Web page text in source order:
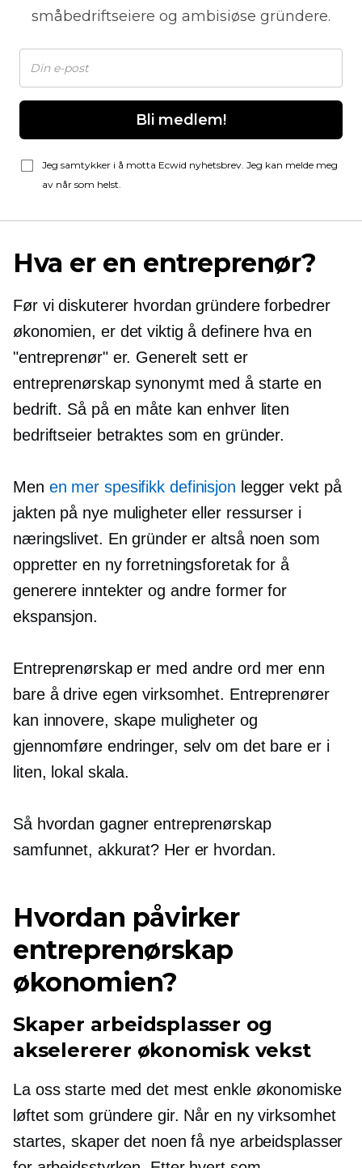
småbedriftseiere og ambisiøse gründere.
Bli medlem!
Jeg samtykker i å motta Ecwid nyhetsbrev. Jeg kan melde meg
av når som helst.
Hva er en entreprenør?
Før vi diskuterer hvordan gründere forbedrer
økonomien, er det viktig å definere hva en
"entreprenør" er. Generelt sett er
entreprenørskap synonymt med å starte en
bedrift. Så på en måte kan enhver liten
bedriftseier betraktes som en gründer.
Men en mer spesifikk definisjon legger vekt på
jakten på nye muligheter eller ressurser i
næringslivet. En gründer er altså noen som
oppretter en ny forretningsforetak for å
generere inntekter og andre former for
ekspansjon.
Entreprenørskap er med andre ord mer enn
bare å drive egen virksomhet. Entreprenører
kan innovere, skape muligheter og
gjennomføre endringer, selv om det bare er i
liten, lokal skala.
Så hvordan gagner entreprenørskap
samfunnet, akkurat? Her er hvordan.
Hvordan påvirker
entreprenørskap
økonomien?
Skaper arbeidsplasser og
akselererer økonomisk vekst
La oss starte med det mest enkle økonomiske
løftet som gründere gir. Når en ny virksomhet
startes, skaper det noen få nye arbeidsplasser